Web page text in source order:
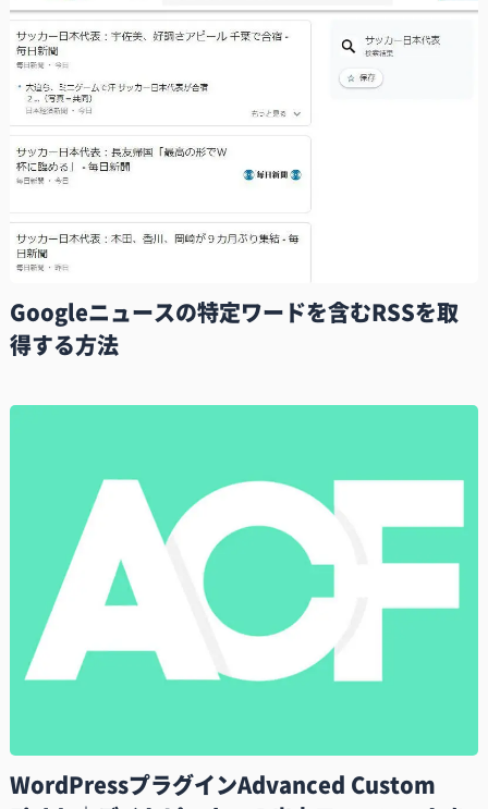
Googleニュースの特定ワードを含むRSSを取
得する方法
WordPressプラグインAdvanced Custom